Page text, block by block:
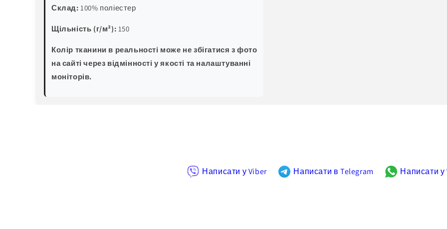
Склад: 100% поліестер
Щільність (г/м²): 150
Колір тканини в реальності може не збігатися з фото
на сайті через відмінності у якості та налаштуванні
моніторів.
Написати у Viber Написати в Telegram Написати у